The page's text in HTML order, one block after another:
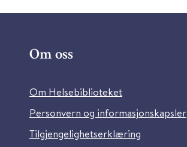
Om oss
Om Helsebiblioteket
Personvern og informasjonskapsler
Tilgjengelighetserklæring